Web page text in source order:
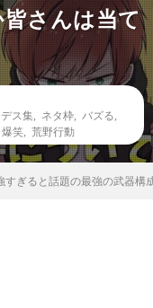
さんは当て
デス集 ネタ枠 バズる
爆笑 荒野行動
すぎると話題の最強の武器